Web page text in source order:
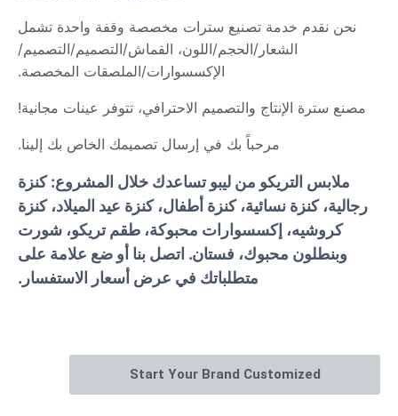
نحن نقدم خدمة تصنيع سترات مخصصة وقفة واحدة تشمل
الشعار/الحجم/اللون، القماش/التصميم/التصميم/
الإكسسوارات/الملصقات المخصصة.
مصنع سترة الإنتاج والتصميم الاحترافي، تتوفر عينات مجانية!
مرحباً بك في إرسال تصميمك الخاص بك إلينا.
ملابس التريكو من ليبو تساعدك خلال المشروع: كنزة
رجالية، كنزة نسائية، كنزة أطفال، كنزة عيد الميلاد، كنزة
كروشيه، إكسسوارات محبوكة، طقم تريكو، شورت
وبنطلون محبوك، فستان. اتصل بنا أو ضع علامة على
متطلباتك في عرض أسعار الاستفسار.
Start Your Brand Customized